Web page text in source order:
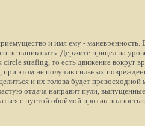
и имя ему - маневренность.
не паниковать. Держите прицел на
strafing, то есть движение вокруг
этом не получив сильных
и их голова будет
отдача направит пули,
с пустой обоймой против